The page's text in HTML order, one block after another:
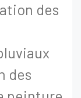
des
des